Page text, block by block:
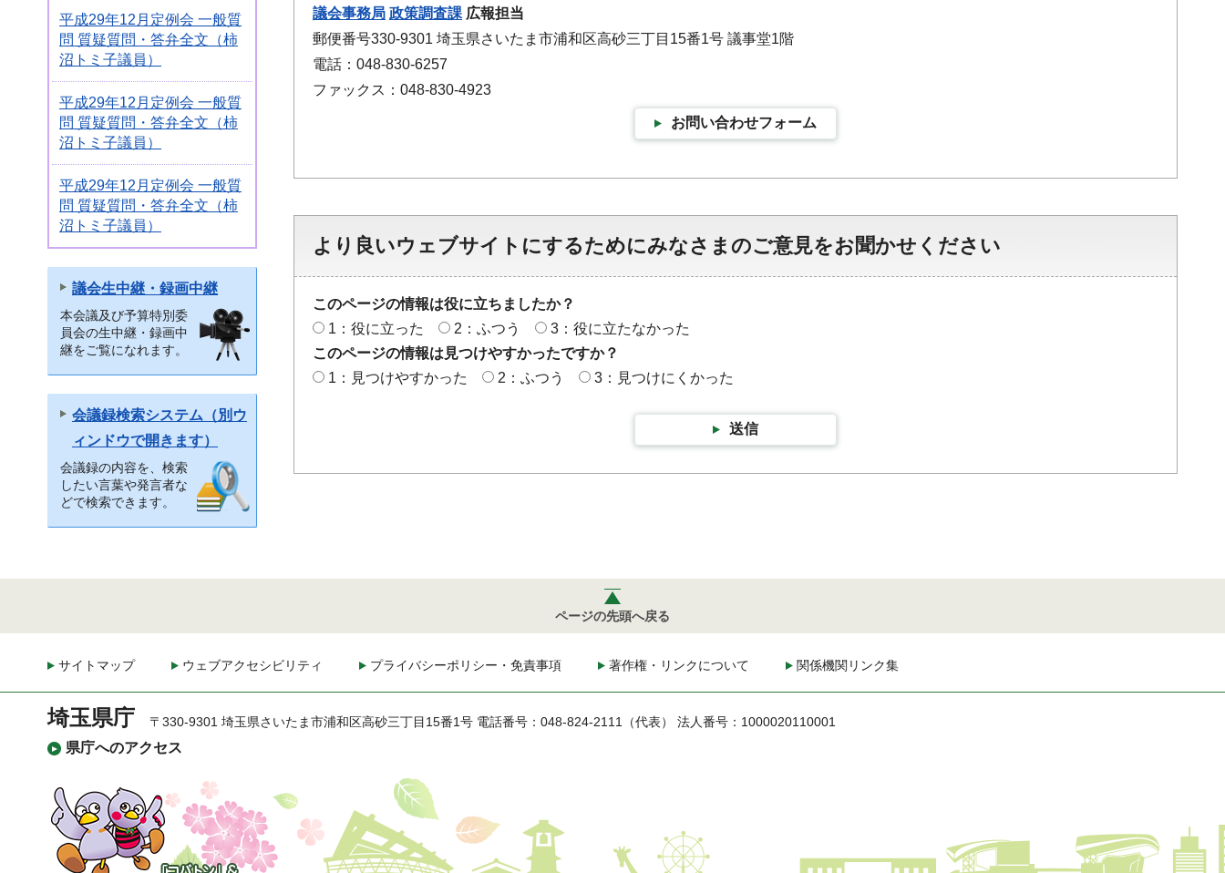
平成29年12月定例会 一般質
問 質疑質問・答弁全文（柿
沼トミ子議員）
平成29年12月定例会 一般質
問 質疑質問・答弁全文（柿
沼トミ子議員）
平成29年12月定例会 一般質
問 質疑質問・答弁全文（柿
沼トミ子議員）
議会生中継・録画中継
本会議及び予算特別委
員会の生中継・録画中
継をご覧になれます。
会議録検索システム（別ウ
ィンドウで開きます）
会議録の内容を、検索
したい言葉や発言者な
どで検索できます。
議会事務局 政策調査課 広報担当
郵便番号330-9301 埼玉県さいたま市浦和区高砂三丁目15番1号 議事堂1階
電話：048-830-6257
ファックス：048-830-4923
お問い合わせフォーム
より良いウェブサイトにするためにみなさまのご意見をお聞かせください
このページの情報は役に立ちましたか？
1：役に立った
2：ふつう
3：役に立たなかった
このページの情報は見つけやすかったですか？
1：見つけやすかった
2：ふつう 3：見つけにくかった
送信
ページの先頭へ戻る
サイトマップ ウェブアクセシビリティ プライバシーポリシー・免責事項 著作権・リンクについて 関係機関リンク集
埼玉県庁
県庁へのアクセス
〒330-9301 埼玉県さいたま市浦和区高砂三丁目15番1号 電話番号：048-824-2111（代表） 法人番号：1000020110001